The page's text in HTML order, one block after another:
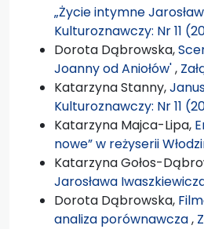
„Życie intymne
Kulturoznawczy: Nr 11
Dorota Dąbrowska,
Joanny od Aniołów',
Katarzyna Stanny,
Kulturoznawczy: Nr 11
Katarzyna Majca-Lipa,
nowe” w reżyserii
Katarzyna Gołos-
Jarosława
Dorota Dąbrowska,
analiza porównawcza,